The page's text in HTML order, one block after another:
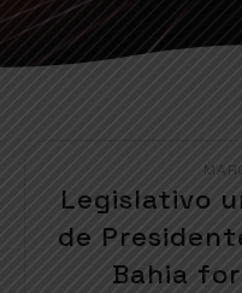
Legislativo
de
Bahia